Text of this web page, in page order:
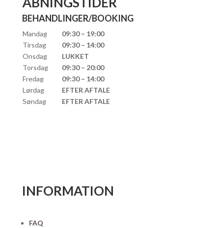
BEHANDLINGER/BOOKING
Mandag
Tirsdag
Onsdag
Torsdag
Fredag
Lørdag
Søndag
09:30 – 19:00
09:30 – 14:00
LUKKET
09:30 – 20:00
09:30 – 14:00
EFTER AFTALE
EFTER AFTALE
INFORMATION
FAQ